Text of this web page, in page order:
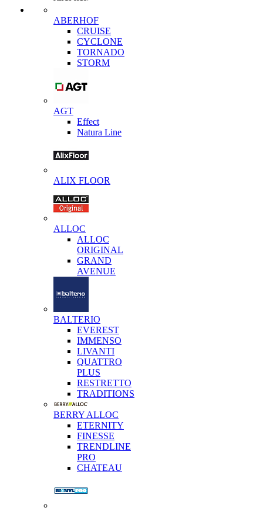
ABERHOF
CRUISE
CYCLONE
TORNADO
STORM
AGT
Effect
Natura Line
ALIX FLOOR
ALLOC
ALLOC
ORIGINAL
GRAND
AVENUE
BALTERIO
EVEREST
IMMENSO
LIVANTI
QUATTRO
PLUS
RESTRETTO
TRADITIONS
BERRY ALLOC
ETERNITY
FINESSE
TRENDLINE
PRO
CHATEAU